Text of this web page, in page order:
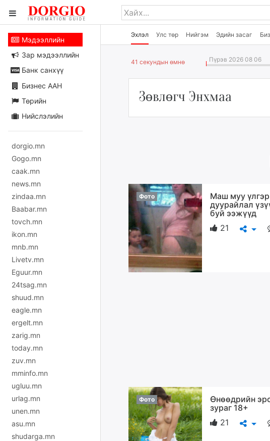
Эхлэл Улс төр Нийгэм Эдийн засаг
Мэдээллийн
Зар мэдээллийн
Банк санхүү
Бизнес ААН
Төрийн
Нийслэлийн
dorgio.mn
Gogo.mn
caak.mn
news.mn
zindaa.mn
Baabar.mn
tovch.mn
ikon.mn
mnb.mn
Livetv.mn
Eguur.mn
24tsag.mn
shuud.mn
eagle.mn
ergelt.mn
zarig.mn
today.mn
zuv.mn
mminfo.mn
ugluu.mn
urlag.mn
unen.mn
asu.mn
shudarga.mn
41 секундын өмнө Пүрэв 2026 08 06
Зөвлөгч Энхмаа
Фото
Маш муу үлгэр
дуурайлал
буй ээжүүд
21
Фото
Өнөөдрийн
зураг 18+
21